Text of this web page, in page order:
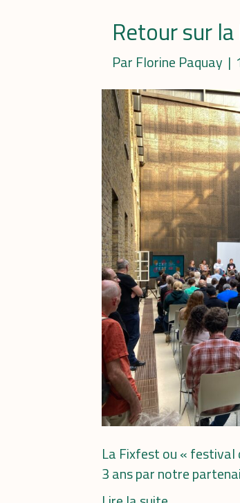
Retour sur
Par Florine Paquay |
La Fixfest ou « festival
3 ans par notre